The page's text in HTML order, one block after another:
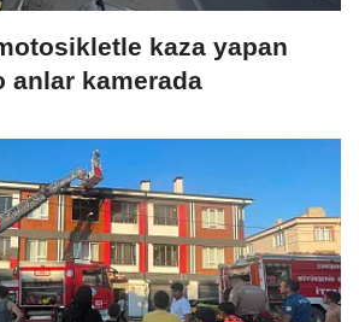
kaza yapan
anlar kamerada